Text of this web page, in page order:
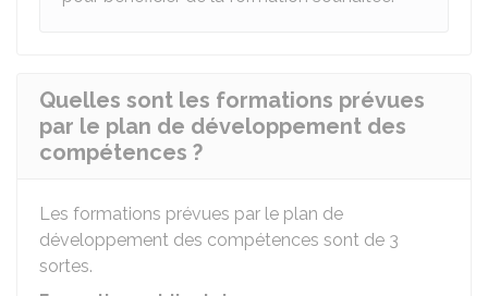
Quelles sont les formations prévues
par le plan de développement des
compétences ?
Les formations prévues par le plan de
développement des compétences sont de 3
sortes.